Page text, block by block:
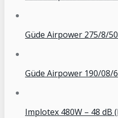
Güde Airpower 275/8/
Güde Airpower 190/08/6
Implotex 480W – 48 dB